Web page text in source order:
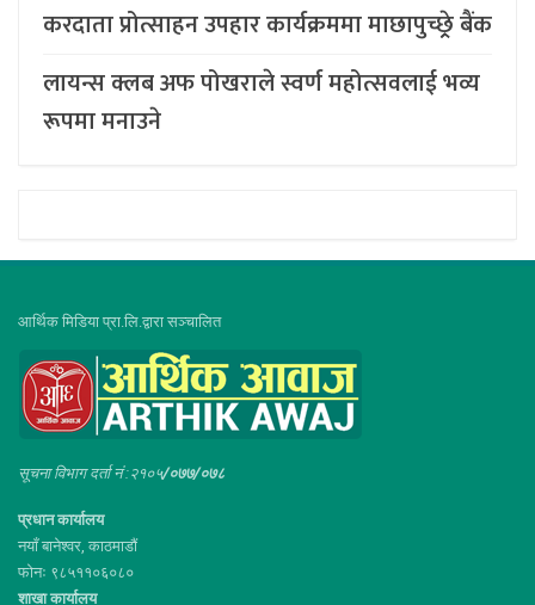
करदाता प्रोत्साहन उपहार कार्यक्रममा माछापुच्छ्र्रे बैंक
लायन्स क्लब अफ पोखराले स्वर्ण महोत्सवलाई भव्य
रूपमा मनाउने
आर्थिक मिडिया प्रा.लि.द्वारा सञ्चालित
सूचना विभाग दर्ता नं :२१०५/०७७/०७८
प्रधान कार्यालय
नयाँ बानेश्वर, काठमाडौं
फोनः ९८५११०६०८०
शाखा कार्यालय